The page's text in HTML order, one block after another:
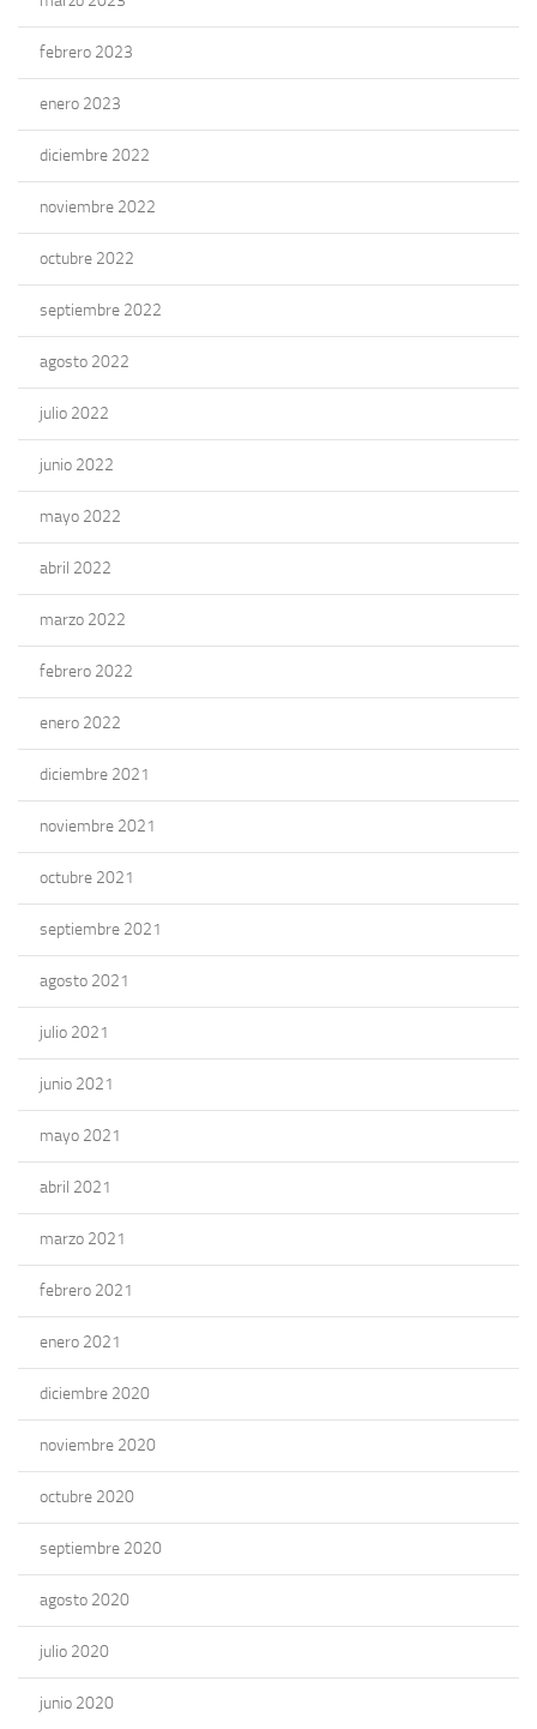
febrero 2023
enero 2023
diciembre 2022
noviembre 2022
octubre 2022
septiembre 2022
agosto 2022
julio 2022
junio 2022
mayo 2022
abril 2022
marzo 2022
febrero 2022
enero 2022
diciembre 2021
noviembre 2021
octubre 2021
septiembre 2021
agosto 2021
julio 2021
junio 2021
mayo 2021
abril 2021
marzo 2021
febrero 2021
enero 2021
diciembre 2020
noviembre 2020
octubre 2020
septiembre 2020
agosto 2020
julio 2020
junio 2020